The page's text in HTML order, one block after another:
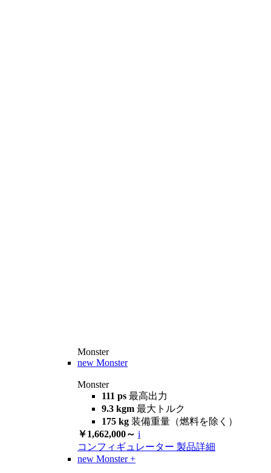
Monster
new Monster
Monster
111 ps 最高出力
9.3 kgm 最大トルク
175 kg 装備重量（燃料を除く）
￥1,662,000～ i
コンフィギュレーター 製品詳細
new Monster +